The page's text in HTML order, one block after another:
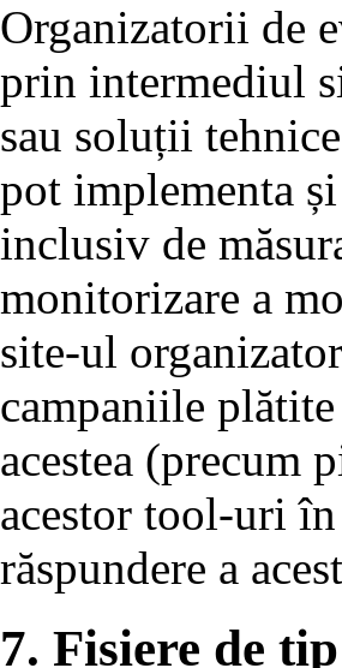
Organizatorii de
prin intermediul
sau soluții
pot implementa
inclusiv de
monitorizare a
site-ul
campaniile
acestea (precum
acestor tool-uri
răspundere a
7. Fișiere de